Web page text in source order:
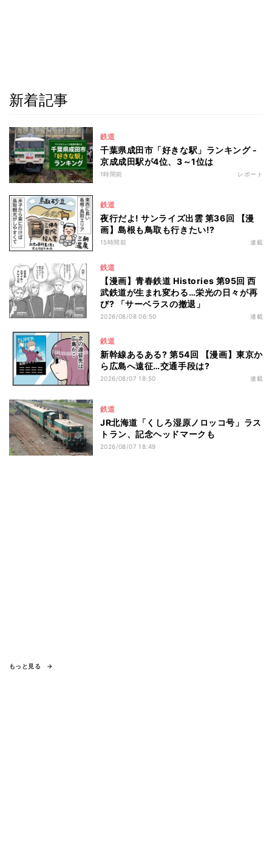
新着記事
鉄道
千葉県成田市「好きな駅」ランキング -
京成成田駅が4位、3～1位は
1時間前 レポート
鉄道
夜行だよ! サンライズ出雲 第36回 【漫
画】島根も鳥取も行きたい!?
15時間前 連載
鉄道
【漫画】青春鉄道 Histories 第95回 西
武鉄道が生まれ変わる…栄光の日々が再
び? 「サーベラスの撤退」
2026/08/08 06:50 連載
鉄道
新幹線あるある? 第54回 【漫画】東京か
ら広島へ遠征…交通手段は?
2026/08/07 18:50 連載
鉄道
JR北海道「くしろ湿原ノロッコ号」ラス
トラン、記念ヘッドマークも
2026/08/07 18:49
もっと見る